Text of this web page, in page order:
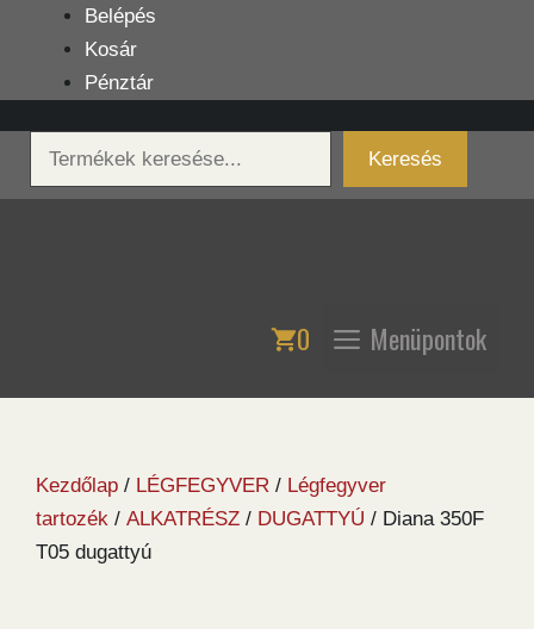
tartalomba
Belépés
Kosár
Pénztár
Keresés
Keresés
0 Menüpontok
Kezdőlap / LÉGFEGYVER / Légfegyver
tartozék / ALKATRÉSZ / DUGATTYÚ / Diana 350F
T05 dugattyú